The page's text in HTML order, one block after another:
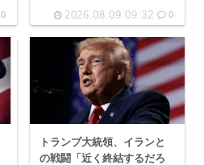
0 2026.08.09 09:32 0
トランプ大統領、イランと
の戦闘「近く終結するだろ